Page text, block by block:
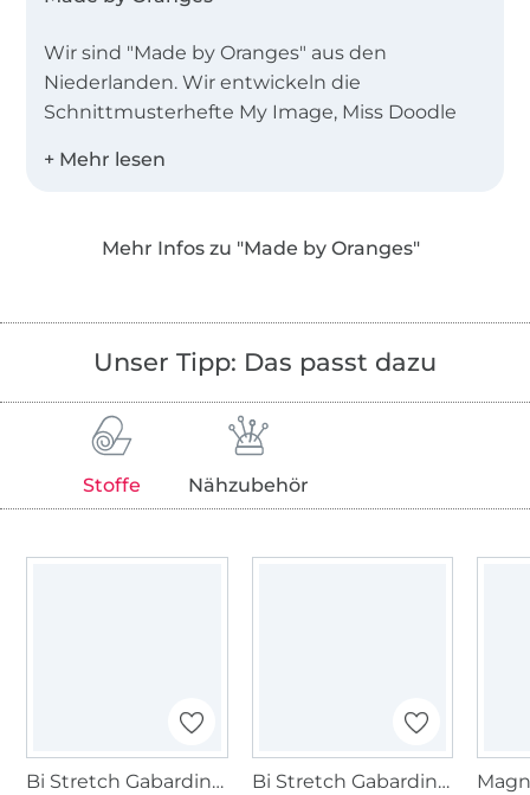
Wir sind "Made by Oranges" aus den
Niederlanden. Wir entwickeln die
Schnittmusterhefte My Image, Miss Doodle
Englisch, Niederländisch und Französisch an!
Mehr Infos zu "Made by Oranges"
Unser Tipp: Das passt dazu
Stoffe Nähzubehör
Bi Stretch Gabardine, bordeaux Bi Stretch Gabardine, dunkelgrau